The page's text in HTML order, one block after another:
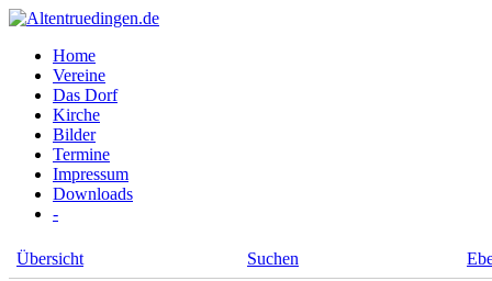
Home
Vereine
Das Dorf
Kirche
Bilder
Termine
Impressum
Downloads
-
Übersicht Suchen